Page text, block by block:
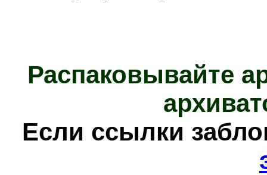
Распаковывайте
Если ссылки